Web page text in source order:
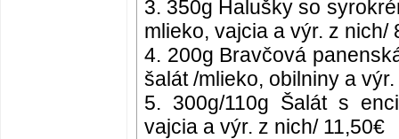
3. 350g Halušky so
mlieko, vajcia a výr. z nich/
4. 200g Bravčová
šalát /mlieko, obilniny a
5. 300g/110g Šalát s
vajcia a výr. z nich/ 11,50€